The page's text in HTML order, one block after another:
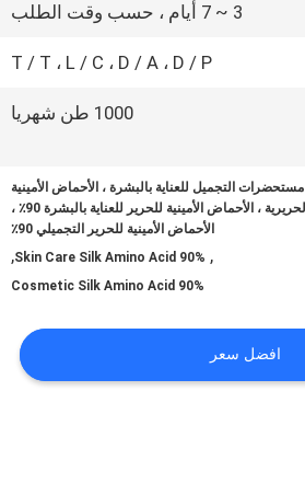
3 ~ 7 أيام ، حسب وقت الطلب
T / T ، L / C ، D / A ، D / P
1000 طن شهريا
مستحضرات التجميل للعناية بالبشرة ، الأحماض الأمينية
الحريرية ، الأحماض الأمينية للحرير للعناية بالبشرة 90٪ ،
الأحماض الأمينية للحرير التجميلي 90٪
,
Skin Care Silk Amino Acid 90%
,
Cosmetic Silk Amino Acid 90%
افضل سعر